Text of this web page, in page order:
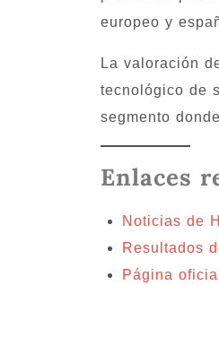
europeo y
La valoración
tecnológico de
segmento
Enlaces
Noticias de
Resultados
Página